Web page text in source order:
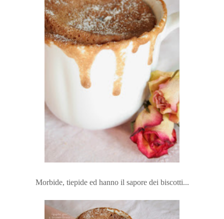
Morbide, tiepide ed hanno il sapore dei biscotti...